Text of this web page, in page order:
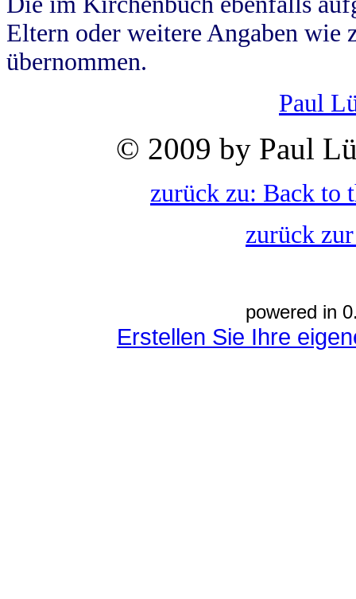
Eltern oder weitere Angaben wie
übernommen.
Paul
© 2009 by Paul
zurück zu: Back to
zurück
powered in
Erstellen Sie Ihre